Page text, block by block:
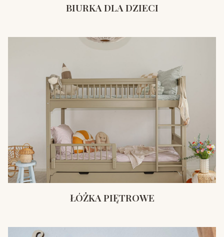
BIURKA DLA DZIECI
ŁÓŻKA PIĘTROWE